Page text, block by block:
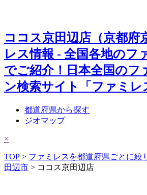
ココス京田辺店（京都府
レス情報 - 全国各地のフ
でご紹介！日本全国のフ
ン検索サイト「ファミレ
都道府県から探す
ジオマップ
×
TOP > ファミレスを都道府県ごとに絞
田辺市 > ココス京田辺店